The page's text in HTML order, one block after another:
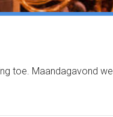
toe. Maandagavond